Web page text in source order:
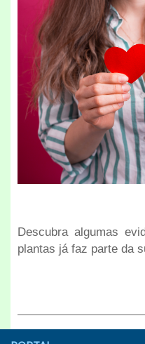
Descubra algumas
plantas já faz parte da